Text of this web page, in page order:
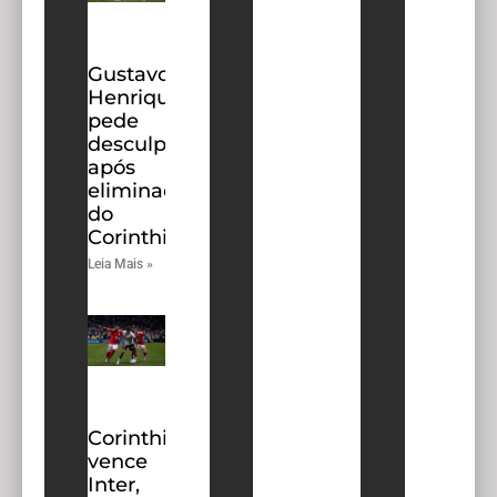
Gustavo
Henrique
pede
desculpas
após
eliminação
do
Corinthians
Leia Mais »
Corinthians
vence
Inter,